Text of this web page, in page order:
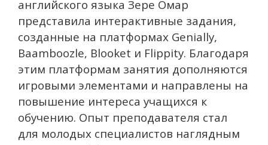
английского языка Зере Омар
представила интерактивные задания,
созданные на платформах Genially,
Baamboozle, Blooket и Flippity. Благодаря
этим платформам занятия дополняются
игровыми элементами и направлены на
повышение интереса учащихся к
обучению. Опыт преподавателя стал
для молодых специалистов наглядным